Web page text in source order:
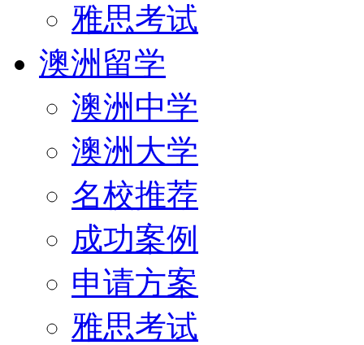
雅思考试
澳洲留学
澳洲中学
澳洲大学
名校推荐
成功案例
申请方案
雅思考试